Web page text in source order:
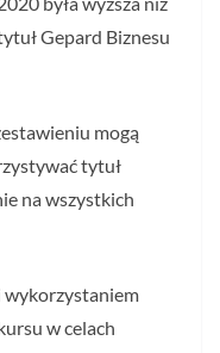
Gepard Biznesu
mogą
tytuł
na wszystkich
wykorzystaniem
w celach